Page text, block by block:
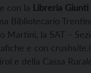
con la Libreria Giunti
Bibliotecario
la SAT –
e con
e della Cassa